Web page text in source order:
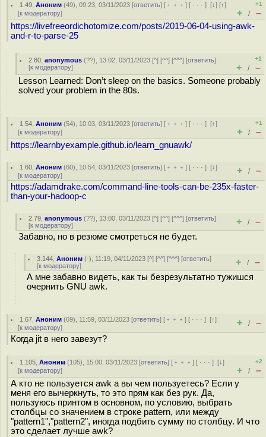
1.49 ,Аноним (49), 09:23, 03/11/2023 [ответить] [ ﹢﹢﹢] [ · · ·][↓] [↑]
[к модератору]
+1
+ / –
https://livefreeordichotomize.com/posts/2019-06-04-using-awk-
and-r-to-parse-25
2.80 ,anonymous (??), 13:02, 03/11/2023 [^] [^^] [^^^] [ответить]
[к модератору]
+1
+ / –
Lesson Learned: Don’t sleep on the basics. Someone probably
solved your problem in the 80s.
1.54 ,Аноним (54), 10:03, 03/11/2023 [ответить] [ ﹢﹢﹢] [ · · ·][↑]
[к модератору]
+1
+ / –
https://learnbyexample.github.io/learn_gnuawk/
1.60 ,Аноним (60), 10:54, 03/11/2023 [ответить] [ ﹢﹢﹢] [ · · ·][↓]
[к модератору] + / –
https://adamdrake.com/command-line-tools-can-be-235x-faster-
than-your-hadoop-c
2.79 ,anonymous (??), 13:00, 03/11/2023 [^] [^^] [^^^] [ответить]
[к модератору] + / –
Забавно, но в резюме смотреться не будет.
3.144 ,Аноним (-), 11:19, 04/11/2023 [^] [^^] [^^^] [ответить]
[к модератору] + / –
А мне забавно видеть, как ты безрезультатно тужишся
очернить GNU awk.
1.67 ,Аноним (69), 11:59, 03/11/2023 [ответить] [ ﹢﹢﹢] [ · · ·][↑]
[к модератору] + / –
Когда jit в него завезут?
1.105 ,Аноним (105), 15:00, 03/11/2023 [ответить] [ ﹢﹢﹢] [ · · ·][↓]
[к модератору]
+2
+ / –
А кто не пользуется awk а вы чем пользуетесь? Если у
меня его вычеркнуть, то это прям как без рук. Да,
пользуюсь принтом в основном, по условию, выбрать
столбцы со значением в строке pattern, или между
"pattern1","pattern2", иногда подбить сумму по столбцу. И что
это сделает лучше awk?